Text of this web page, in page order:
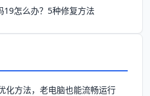
怎么办？5种修复方法
化方法，老电脑也能流畅运行